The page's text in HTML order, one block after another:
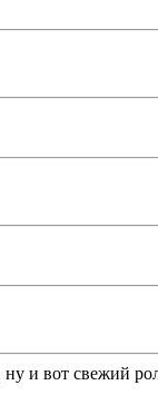
и вот свежий